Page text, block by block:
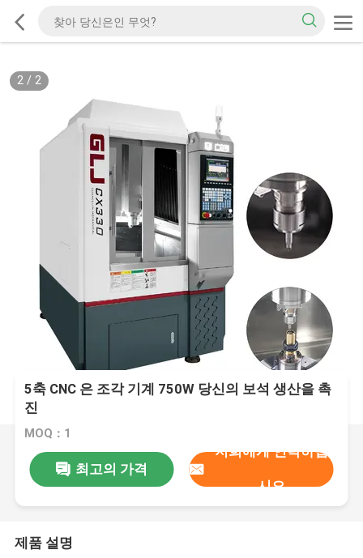
2/ 2
5축 CNC 은 조각 기계 750W 당신의 보석 생산을 촉
진
MOQ：1
최고의 가격
저희에게 연락하십
시오
제품 설명